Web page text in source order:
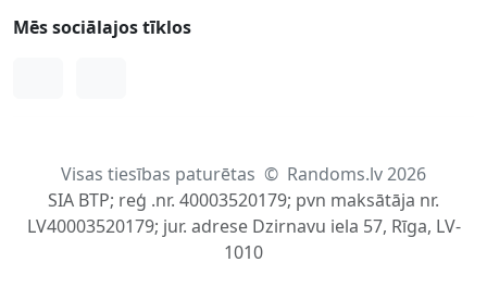
Mēs sociālajos tīklos
Visas tiesības paturētas © Randoms.lv 2026
SIA BTP; reģ .nr. 40003520179; pvn maksātāja nr.
LV40003520179; jur. adrese Dzirnavu iela 57, Rīga, LV-
1010